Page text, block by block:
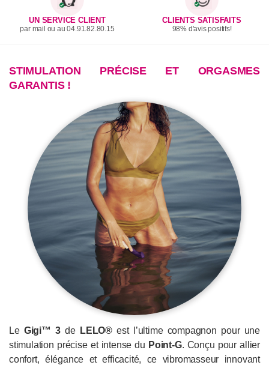
UN SERVICE CLIENT
par mail ou au 04.91.82.80.15
CLIENTS SATISFAITS
98% d'avis positifs!
STIMULATION PRÉCISE ET ORGASMES
GARANTIS !
Le Gigi™ 3de LELO® est l’ultime compagnon pour une
stimulation précise et intense du Point-G. Conçu pour allier
confort, élégance et efficacité, ce vibromasseur innovant